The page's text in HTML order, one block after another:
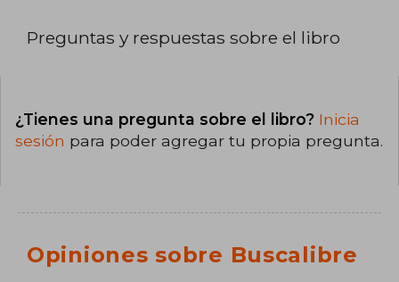
Preguntas y respuestas sobre el libro
¿Tienes una pregunta sobre el libro? Inicia
sesión para poder agregar tu propia pregunta.
Opiniones sobre Buscalibre